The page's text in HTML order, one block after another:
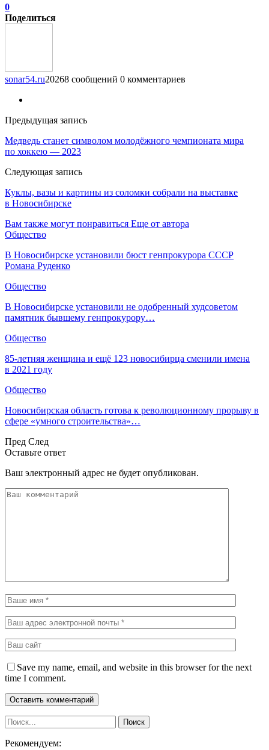
0
Поделиться
sonar54.ru20268 сообщений 0 комментариев
Предыдущая запись
Медведь станет символом молодёжного чемпионата мира
по хоккею — 2023
Следующая запись
Куклы, вазы и картины из соломки собрали на выставке
в Новосибирске
Вам также могут понравиться Еще от автора
Общество
В Новосибирске установили бюст генпрокурора СССР
Романа Руденко
Общество
В Новосибирске установили не одобренный худсоветом
памятник бывшему генпрокурору…
Общество
85-летняя женщина и ещё 123 новосибирца сменили имена
в 2021 году
Общество
Новосибирская область готова к революционному прорыву в
сфере «умного строительства»…
Пред След
Оставьте ответ
Ваш электронный адрес не будет опубликован.
Save my name, email, and website in this browser for the next
time I comment.
Рекомендуем: